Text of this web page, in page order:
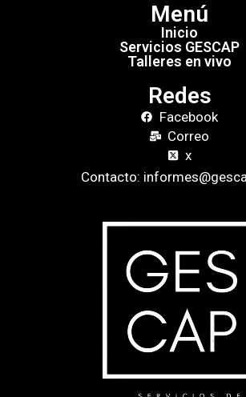
Menú
Inicio
Servicios GESCAP
Talleres en vivo
Redes
Facebook
Correo
x
Contacto: